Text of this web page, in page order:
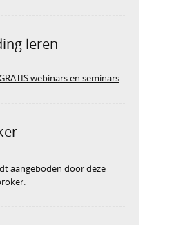
leren
webinars en seminars.
aangeboden door deze
.